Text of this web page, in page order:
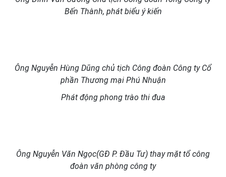
Bến Thành, phát biểu ý kiến
Ông Nguyễn Hùng Dũng chủ tịch Công đoàn Công ty Cổ
phần Thương mại Phú Nhuận
Phát động phong trào thi đua
Ông Nguyễn Văn Ngọc(GĐ P. Đầu Tư) thay mặt tổ công
đoàn văn phòng công ty